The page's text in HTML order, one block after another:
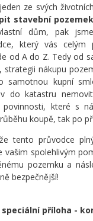
ze svých
stavební pozemek
dům, pak
který vás celým
od A do Z. Tedy od
strategii nákupu
samotnou kupní
do katastru
které s
koupě, tak po
tento průvodce
vašim spolehlivým
pozemku a
bezpečnější!
speciální příloha -